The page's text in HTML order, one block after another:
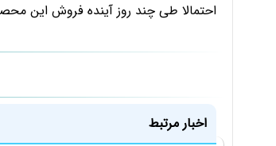
احتمالا طی چند روز آینده فروش این
اخبار مرتبط